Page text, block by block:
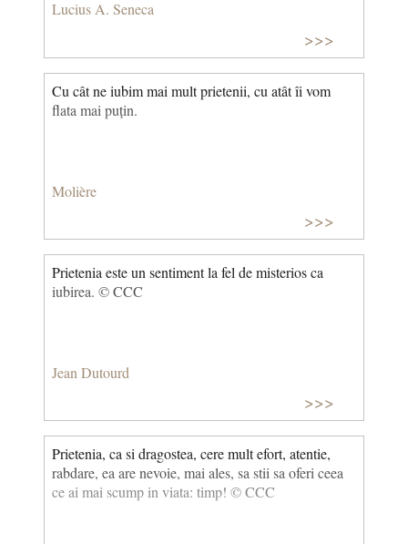
Lucius A. Seneca
>>>
Cu cât ne iubim mai mult prietenii, cu atât îi vom
flata mai puțin.
Molière
>>>
Prietenia este un sentiment la fel de misterios ca
iubirea. © CCC
Jean Dutourd
>>>
Prietenia, ca si dragostea, cere mult efort, atentie,
rabdare, ea are nevoie, mai ales, sa stii sa oferi ceea
ce ai mai scump in viata: timp! © CCC